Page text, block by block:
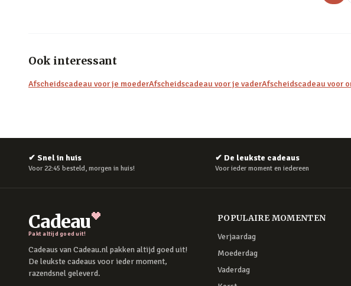
Ook interessant
Afscheidscadeau voor je moederAfscheidscadeau voor je vaderAfscheidscadeau voor
✔ Snel in huis
Voor 22:45 besteld, morgen in huis!
✔ De leukste cadeaus
Voor ieder moment en iedereen
Cadeau
Pakt altijd goed uit!
Cadeaus van Cadeau.nl pakken altijd goed uit!
De leukste cadeaus voor ieder moment,
razendsnel geleverd.
POPULAIRE MOMENTEN
Verjaardag
Moederdag
Vaderdag